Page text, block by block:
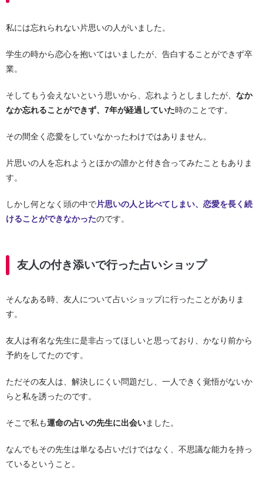
私には忘れられない片思いの人がいました。
学生の時から恋心を抱いてはいましたが、告白することができず卒
業。
そしてもう会えないという思いから、忘れようとしましたが、 なか
なか忘れることができず、7年が経過していた時のことです。
その間全く恋愛をしていなかったわけではありません。
片思いの人を忘れようとほかの誰かと付き合ってみたこともありま
す。
しかし何となく頭の中で片思いの人と比べてしまい、恋愛を長く続
けることができなかったのです。
友人の付き添いで行った占いショップ
そんなある時、友人について占いショップに行ったことがありま
す。
友人は有名な先生に是非占ってほしいと思っており、かなり前から
予約をしてたのです。
ただその友人は、解決しにくい問題だし、一人できく覚悟がないか
らと私を誘ったのです。
そこで私も運命の占いの先生に出会いました。
なんでもその先生は単なる占いだけではなく、不思議な能力を持っ
ているということ。